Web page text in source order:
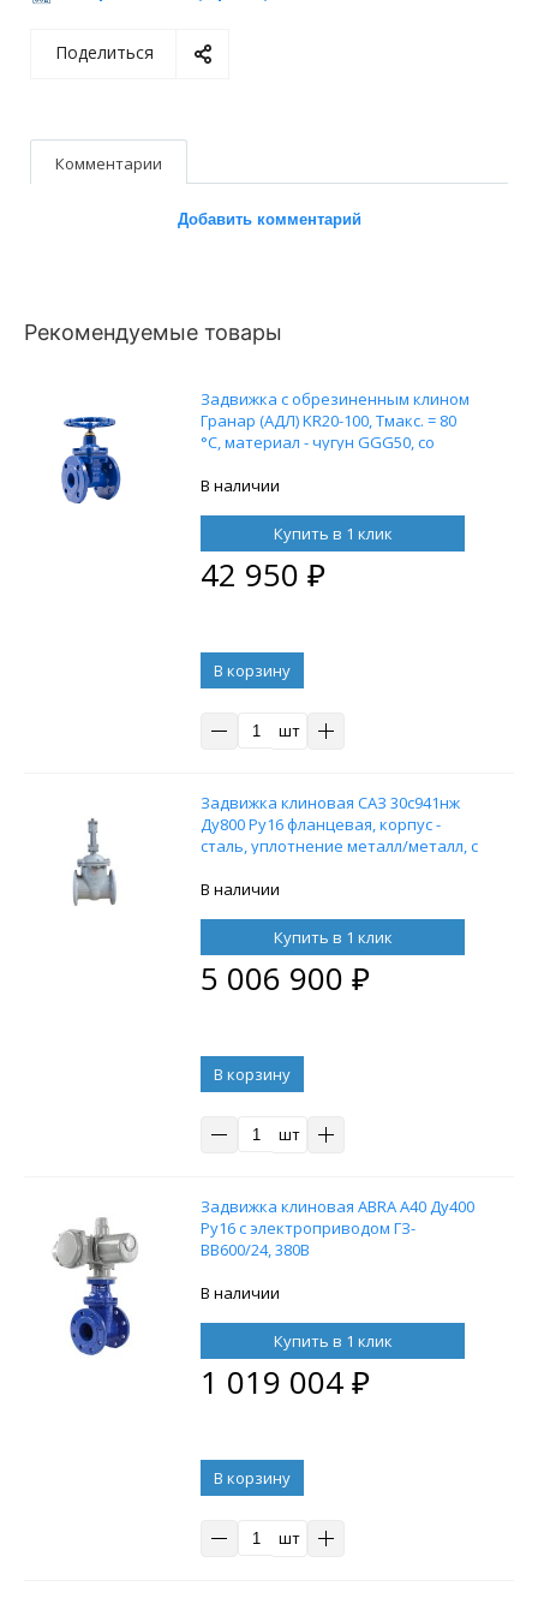
Поделиться
Комментарии
Добавить комментарий
Рекомендуемые товары
Задвижка с обрезиненным клином
Гранар (АДЛ) KR20-100, Тмакс. = 80
°С, материал - чугун GGG50, со
В наличии
Купить в 1 клик
42 950 ₽
В корзину
шт
Задвижка клиновая САЗ 30с941нж
Ду800 Ру16 фланцевая, корпус -
сталь, уплотнение металл/металл, с
В наличии
Купить в 1 клик
5 006 900 ₽
В корзину
шт
Задвижка клиновая ABRA A40 Ду400
Ру16 с электроприводом ГЗ-
ВВ600/24, 380В
В наличии
Купить в 1 клик
1 019 004₽
В корзину
шт